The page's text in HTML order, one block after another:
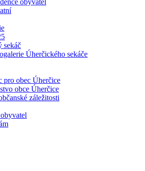
obyvatel
sekáč
Úherčického sekáče
pro obec Úherčice
obce Úherčice
zá­le­ži­to­sti